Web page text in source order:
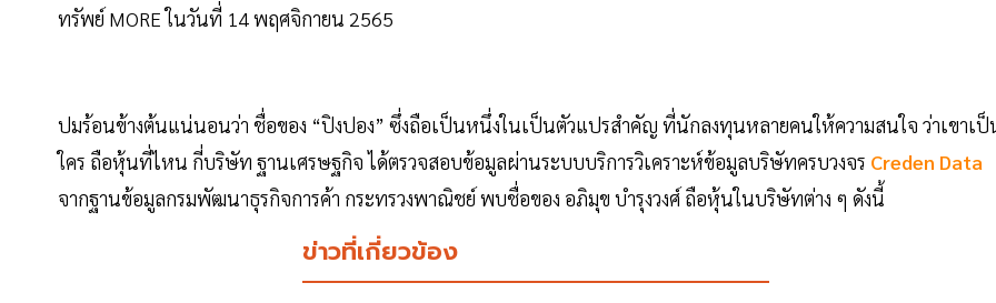
ทรัพย์ MORE ในวันที่ 14 พฤศจิกายน 2565
ปมร้อนข้างต้นแน่นอนว่า ชื่อของ “ปิงปอง” ซึ่งถือเป็นหนึ่งในเป็นตัวแปรสำคัญ ที่นักลงทุนหลายคนให้ความสนใจ ว่าเขาเ
ใคร ถือหุ้นที่ไหน กี่บริษัท ฐานเศรษฐกิจ ได้ตรวจสอบข้อมูลผ่านระบบบริการวิเคราะห์ข้อมูลบริษัทครบวงจร Creden Data
จากฐานข้อมูลกรมพัฒนาธุรกิจการค้า กระทรวงพาณิชย์ พบชื่อของ อภิมุข บำรุงวงศ์ ถือหุ้นในบริษัทต่าง ๆ ดังนี้
ข่าวที่เกี่ยวข้อง